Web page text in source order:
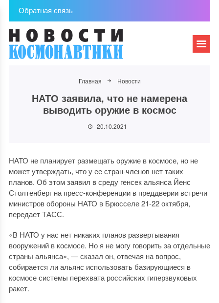
Обратная связь
Главная Новости
НАТО заявила, что не намерена
выводить оружие в космос
20.10.2021
НАТО не планирует размещать оружие в космосе, но не
может утверждать, что у ее стран-членов нет таких
планов. Об этом заявил в среду генсек альянса Йенс
Столтенберг на пресс-конференции в преддверии встречи
министров обороны НАТО в Брюсселе 21-22 октября,
передает ТАСС.
«В НАТО у нас нет никаких планов развертывания
вооружений в космосе. Но я не могу говорить за отдельные
страны альянса», — сказал он, отвечая на вопрос,
собирается ли альянс использовать базирующиеся в
космосе системы перехвата российских гиперзвуковых
ракет.